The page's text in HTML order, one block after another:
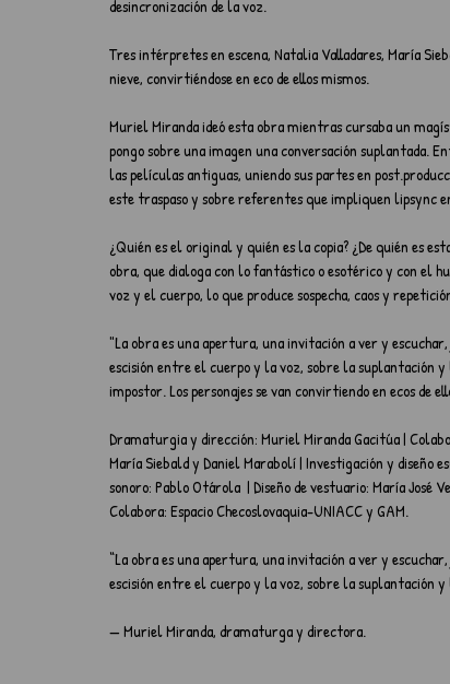
desincronización de la voz.
Tres intérpretes en escena, Natalia Valladares, María
nieve, convirtiéndose en eco de ellos mismos.
Muriel Miranda ideó esta obra mientras cursaba un
pongo sobre una imagen una conversación suplantada.
las películas antiguas, uniendo sus partes en
este traspaso y sobre referentes que impliquen lipsync
¿Quién es el original y quién es la copia? ¿De quién es
obra, que dialoga con lo fantástico o esotérico y con el
voz y el cuerpo, lo que produce sospecha, caos y
"La obra es una apertura, una invitación a ver y
escisión entre el cuerpo y la voz, sobre la suplantación
impostor. Los personajes se van convirtiendo en ecos de
Dramaturgia y dirección: Muriel Miranda Gacitúa |
María Siebald y Daniel Marabolí | Investigación y diseño
sonoro: Pablo Otárola  | Diseño de vestuario: María José
Colabora: Espacio Checoslovaquia-UNIACC y GAM.
“La obra es una apertura, una invitación a ver y
escisión entre el cuerpo y la voz, sobre la suplantación y
— Muriel Miranda, dramaturga y directora.